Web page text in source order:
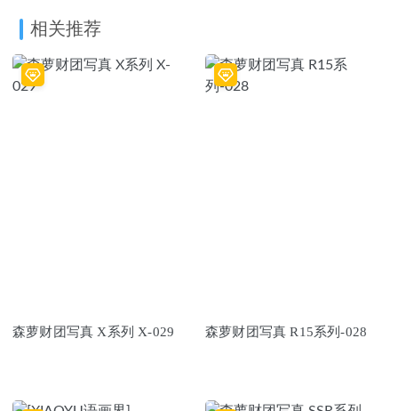
相关推荐
森萝财团写真 X系列 X-029 森萝财团写真 R15系列-028